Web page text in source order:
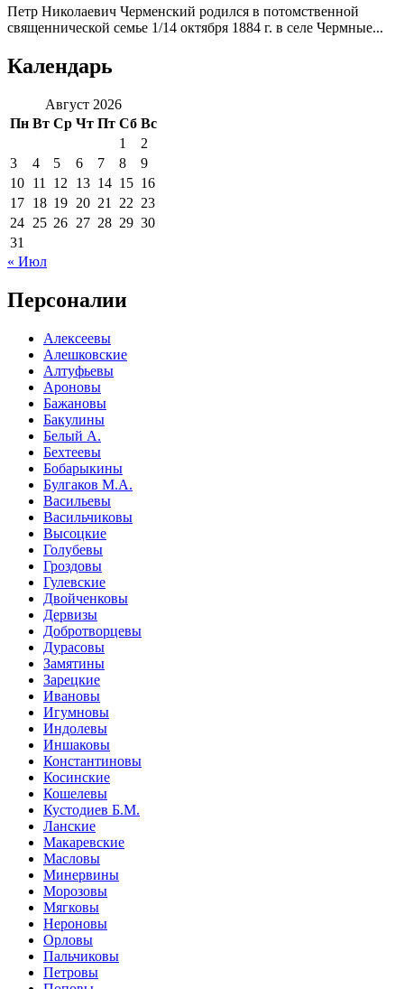
Петр Николаевич Черменский родился в потомственной
священнической семье 1/14 октября 1884 г. в селе Чермные...
Календарь
Август 2026
Пн Вт Ср Чт Пт Сб Вс
1
2
3
4 5 6 7 8
9
10 11 12 13 14 15 16
17 18 19 20 21 22 23
24 25 26 27 28 29 30
31
« Июл
Персоналии
Алексеевы
Алешковские
Алтуфьевы
Ароновы
Бажановы
Бакулины
Белый А.
Бехтеевы
Бобарыкины
Булгаков М.А.
Васильевы
Васильчиковы
Высоцкие
Голубевы
Гроздовы
Гулевские
Двойченковы
Дервизы
Добротворцевы
Дурасовы
Замятины
Зарецкие
Ивановы
Игумновы
Индолевы
Иншаковы
Константиновы
Косинские
Кошелевы
Кустодиев Б.М.
Ланские
Макаревские
Масловы
Минервины
Морозовы
Мягковы
Нероновы
Орловы
Пальчиковы
Петровы